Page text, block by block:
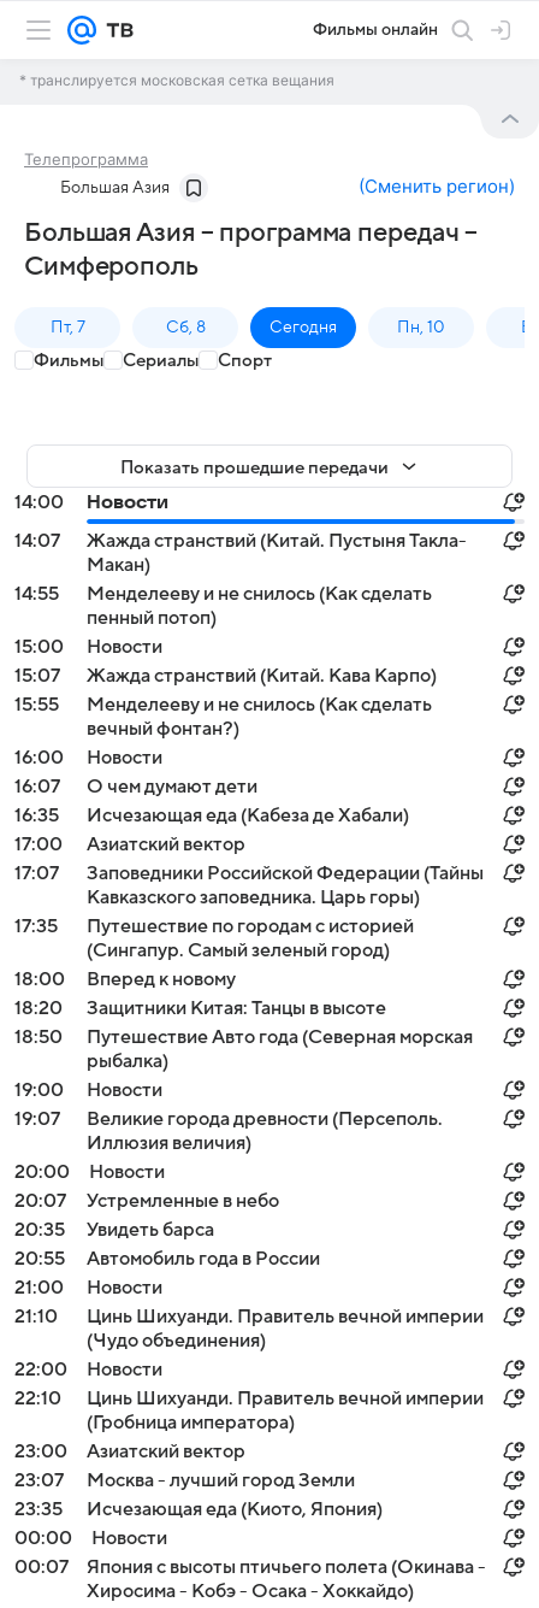
Фильмы онлайн
* транслируется московская сетка вещания
Телепрограмма
Большая Азия (Сменить регион)
Большая Азия – программа передач –
Симферополь
Пт, 7 Сб, 8 Сегодня Пн, 10
Фильмы Сериалы Спорт
Показать прошедшие передачи
14:00
Новости
14:07
Жажда странствий (Китай. Пустыня Такла-
Макан)
14:55
Менделееву и не снилось (Как сделать
пенный потоп)
15:00
Новости
15:07
Жажда странствий (Китай. Кава Карпо)
15:55
Менделееву и не снилось (Как сделать
вечный фонтан?)
16:00
Новости
16:07
О чем думают дети
16:35
Исчезающая еда (Кабеза де Хабали)
17:00
Азиатский вектор
17:07
Заповедники Российской Федерации (Тайны
Кавказского заповедника. Царь горы)
17:35
Путешествие по городам с историей
(Сингапур. Самый зеленый город)
18:00
Вперед к новому
18:20
Защитники Китая: Танцы в высоте
18:50
Путешествие Авто года (Северная морская
рыбалка)
19:00
Новости
19:07
Великие города древности (Персеполь.
Иллюзия величия)
20:00
Новости
20:07
Устремленные в небо
20:35
Увидеть барса
20:55
Автомобиль года в России
21:00
Новости
21:10
Цинь Шихуанди. Правитель вечной империи
(Чудо объединения)
22:00
Новости
22:10
Цинь Шихуанди. Правитель вечной империи
(Гробница императора)
23:00
Азиатский вектор
23:07
Москва - лучший город Земли
23:35
Исчезающая еда (Киото, Япония)
00:00
Новости
00:07
Япония с высоты птичьего полета (Окинава -
Хиросима - Кобэ - Осака - Хоккайдо)